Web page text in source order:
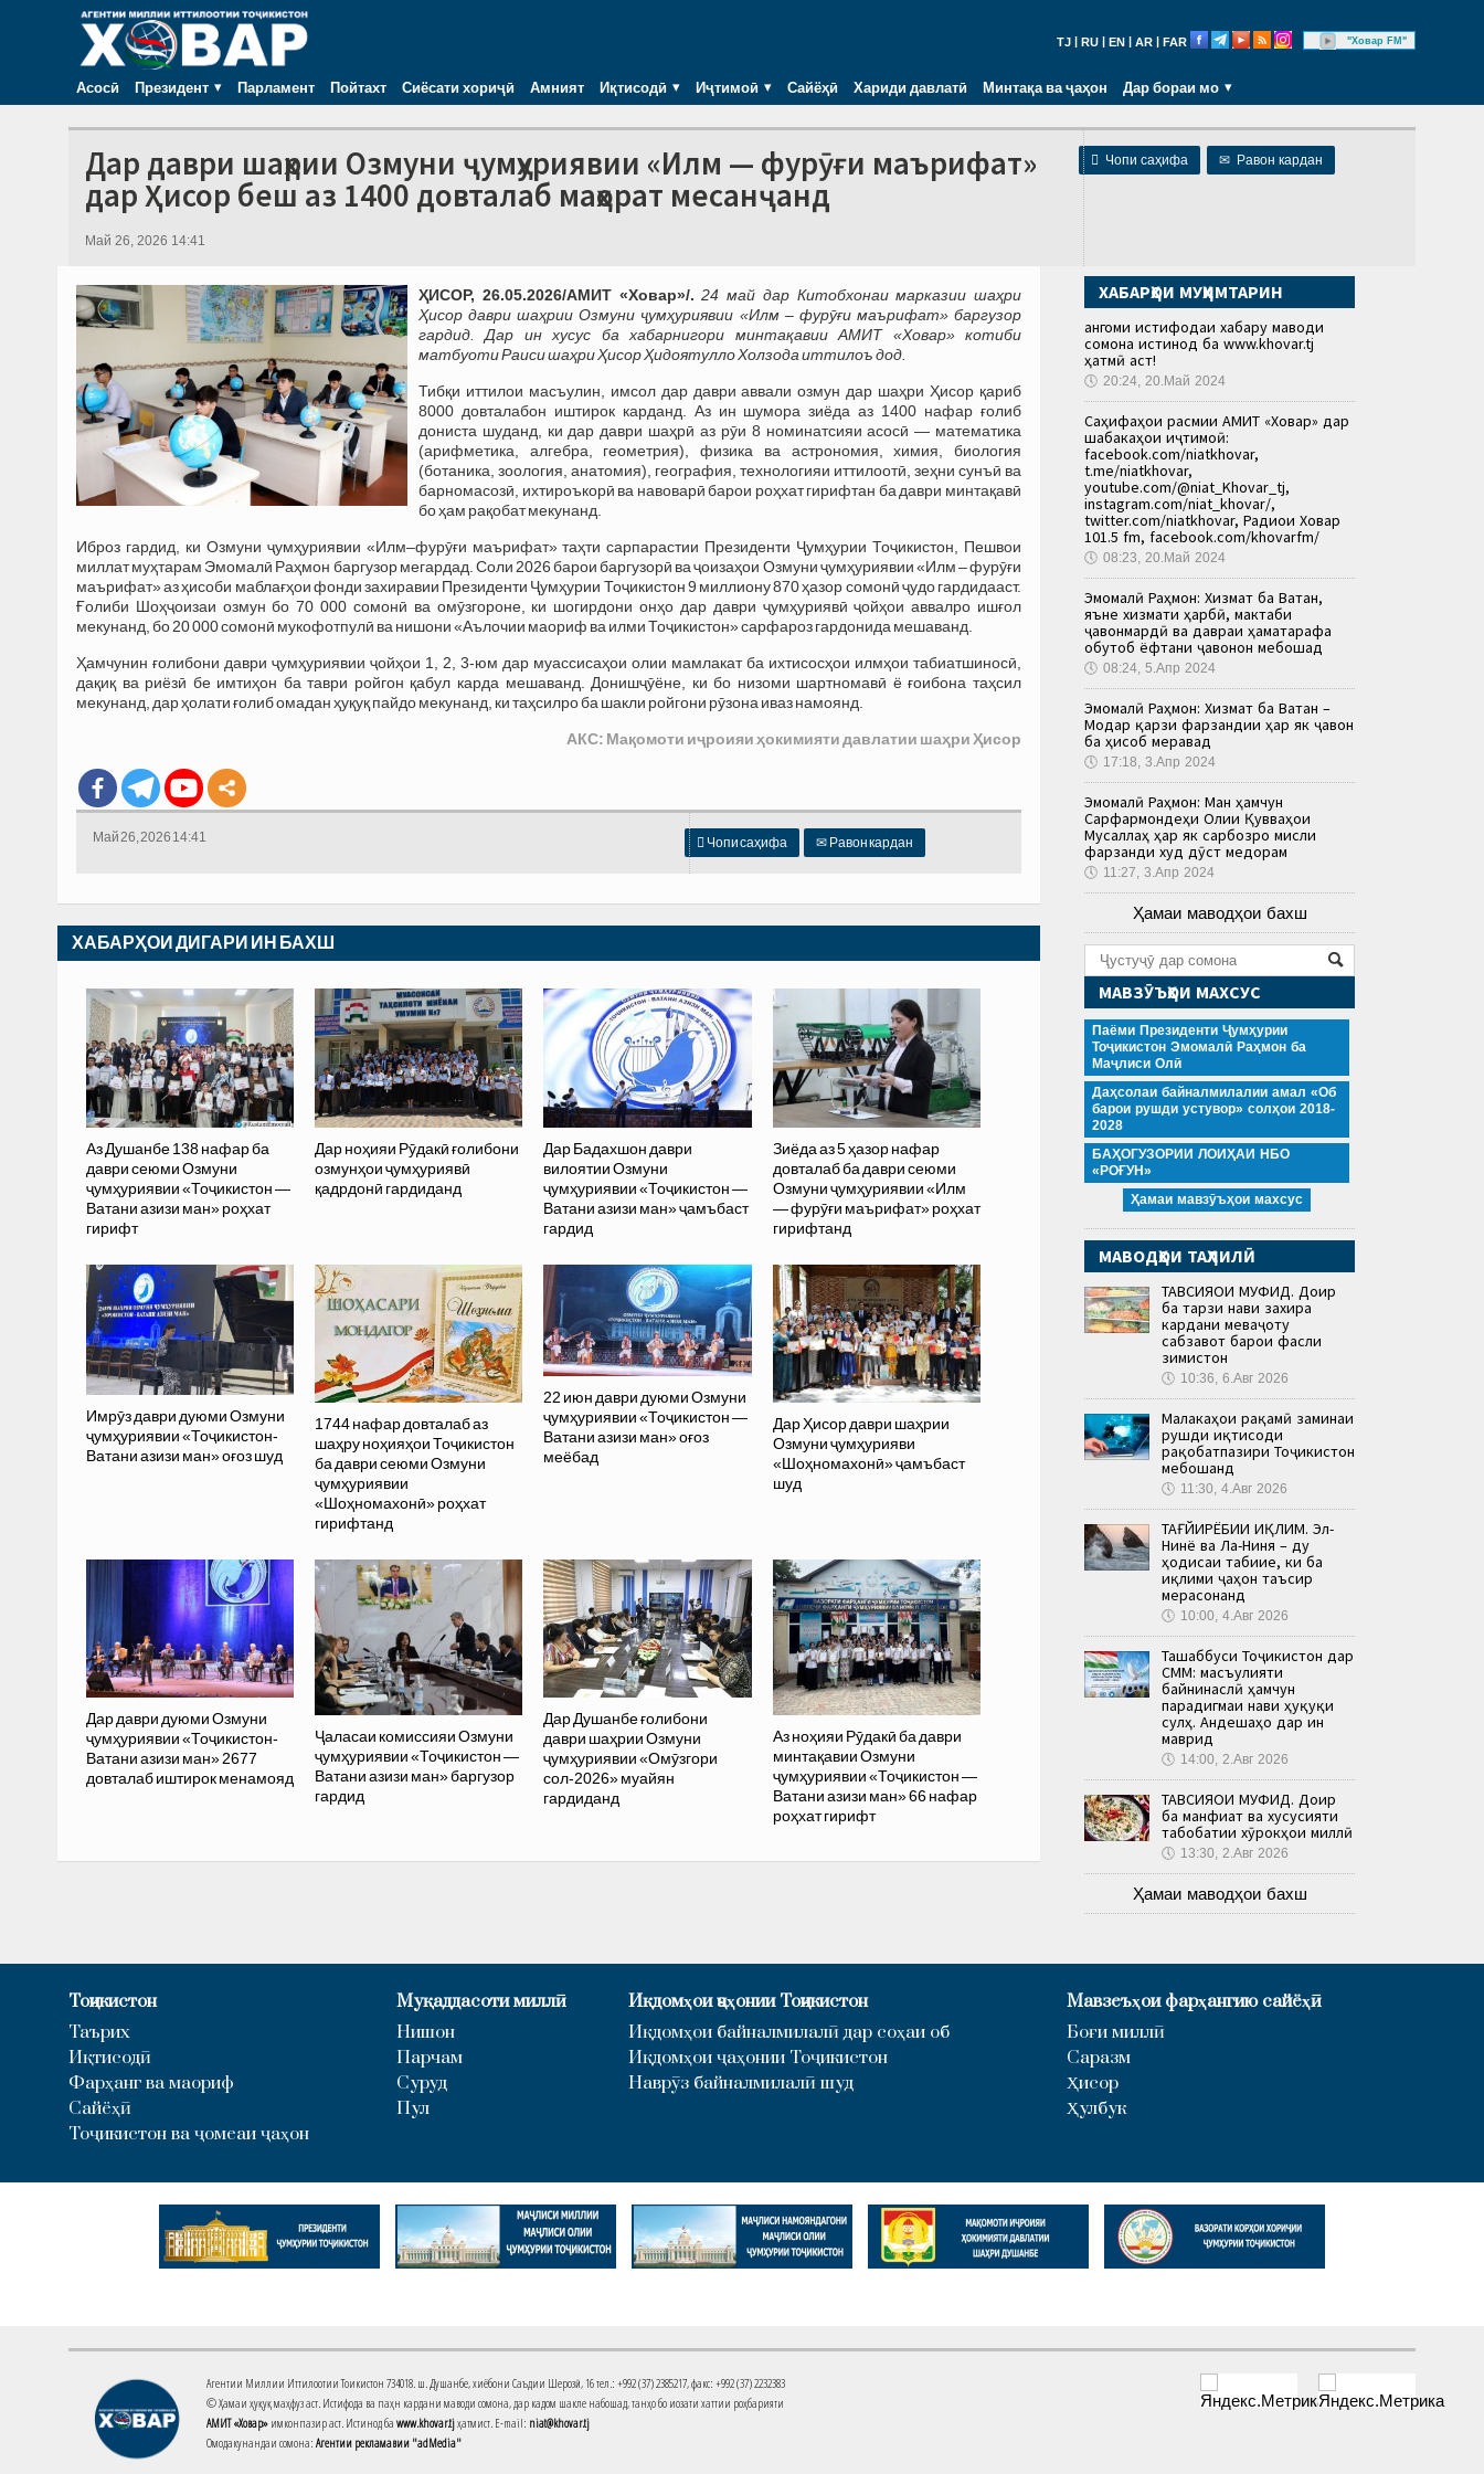
TJ RU EN AR FAR "Ховар FM"
Асосӣ Президент Парламент Пойтахт Сиёсати хориҷӣ Амният Иқтисодӣ Иҷтимоӣ Сайёҳӣ Хариди давлатӣ Минтақа ва ҷаҳон Дар бораи мо
 Чопи саҳифа ✉ Равон кардан
Дар даври шаҳрии Озмуни ҷумҳуриявии «Илм — фурӯғи маърифат»
дар Ҳисор беш аз 1400 довталаб маҳорат месанҷанд
Май 26, 2026 14:41
ҲИСОР, 26.05.2026/АМИТ «Ховар»/. 24 май дар Китобхонаи марказии шаҳри
Ҳисор даври шаҳрии Озмуни ҷумҳуриявии «Илм – фурӯғи маърифат» баргузор
гардид. Дар ин хусус ба хабарнигори минтақавии АМИТ «Ховар» котиби
матбуоти Раиси шаҳри Ҳисор Ҳидоятулло Холзода иттилоъ дод.
Тибқи иттилои масъулин, имсол дар даври аввали озмун дар шаҳри Ҳисор қариб
8000 довталабон иштирок карданд. Аз ин шумора зиёда аз 1400 нафар ғолиб
дониста шуданд, ки дар даври шаҳрӣ аз рӯи 8 номинатсияи асосӣ — математика
(арифметика, алгебра, геометрия), физика ва астрономия, химия, биология
(ботаника, зоология, анатомия), география, технологияи иттилоотӣ, зеҳни сунъӣ ва
барномасозӣ, ихтироъкорӣ ва навоварӣ барои роҳхат гирифтан ба даври минтақавӣ
бо ҳам рақобат мекунанд.
Иброз гардид, ки Озмуни ҷумҳуриявии «Илм–фурӯғи маърифат» таҳти сарпарастии Президенти Ҷумҳурии Тоҷикистон, Пешвои
миллат муҳтарам Эмомалӣ Раҳмон баргузор мегардад. Соли 2026 барои баргузорӣ ва ҷоизаҳои Озмуни ҷумҳуриявии «Илм – фурӯғи
маърифат» аз ҳисоби маблағҳои фонди захиравии Президенти Ҷумҳурии Тоҷикистон 9 миллиону 870 ҳазор сомонӣ ҷудо гардидааст.
Ғолиби Шоҳҷоизаи озмун бо 70 000 сомонӣ ва омӯзгороне, ки шогирдони онҳо дар даври ҷумҳуриявӣ ҷойҳои аввалро ишғол
мекунанд, бо 20 000 сомонӣ мукофотпулӣ ва нишони «Аълочии маориф ва илми Тоҷикистон» сарфароз гардонида мешаванд.
Ҳамчунин ғолибони даври ҷумҳуриявии ҷойҳои 1, 2, 3-юм дар муассисаҳои олии мамлакат ба ихтисосҳои илмҳои табиатшиносӣ,
дақиқ ва риёзӣ бе имтиҳон ба таври ройгон қабул карда мешаванд. Донишҷӯёне, ки бо низоми шартномавӣ ё ғоибона таҳсил
мекунанд, дар ҳолати ғолиб омадан ҳуқуқ пайдо мекунанд, ки таҳсилро ба шакли ройгони рӯзона иваз намоянд.
АКС: Мақомоти иҷроияи ҳокимияти давлатии шаҳри Ҳисор
 Чопи саҳифа ✉ Равон кардан
Май 26, 2026 14:41
ХАБАРҲОИ ДИГАРИ ИН БАХШ
Аз Душанбе 138 нафар ба
даври сеюми Озмуни
ҷумҳуриявии «Тоҷикистон —
Ватани азизи ман» роҳхат
гирифт
Дар ноҳияи Рӯдакӣ ғолибони
озмунҳои ҷумҳуриявӣ
қадрдонӣ гардиданд
Дар Бадахшон даври
вилоятии Озмуни
ҷумҳуриявии «Тоҷикистон —
Ватани азизи ман» ҷамъбаст
гардид
Зиёда аз 5 ҳазор нафар
довталаб ба даври сеюми
Озмуни ҷумҳуриявии «Илм
— фурӯғи маърифат» роҳхат
гирифтанд
Имрӯз даври дуюми Озмуни
ҷумҳуриявии «Тоҷикистон-
Ватани азизи ман» оғоз шуд
1744 нафар довталаб аз
шаҳру ноҳияҳои Тоҷикистон
ба даври сеюми Озмуни
ҷумҳуриявии
«Шоҳномахонӣ» роҳхат
гирифтанд
22 июн даври дуюми Озмуни
ҷумҳуриявии «Тоҷикистон —
Ватани азизи ман» оғоз
меёбад
Дар Ҳисор даври шаҳрии
Озмуни ҷумҳурияви
«Шоҳномахонӣ» ҷамъбаст
шуд
Дар даври дуюми Озмуни
ҷумҳуриявии «Тоҷикистон-
Ватани азизи ман» 2677
довталаб иштирок менамояд
Ҷаласаи комиссияи Озмуни
ҷумҳуриявии «Тоҷикистон —
Ватани азизи ман» баргузор
гардид
Дар Душанбе ғолибони
даври шаҳрии Озмуни
ҷумҳуриявии «Омӯзгори
сол-2026» муайян
гардиданд
Аз ноҳияи Рӯдакӣ ба даври
минтақавии Озмуни
ҷумҳуриявии «Тоҷикистон —
Ватани азизи ман» 66 нафар
роҳхат гирифт
ХАБАРҲОИ МУҲИМТАРИН
Ҳангоми истифодаи хабару маводи
сомона истинод ба www.khovar.tj
ҳатмӣ аст!
🕔 20:24, 20.Май 2024
Саҳифаҳои расмии АМИТ «Ховар» дар
шабакаҳои иҷтимоӣ:
facebook.com/niatkhovar,
t.me/niatkhovar,
youtube.com/@niat_Khovar_tj,
instagram.com/niat_khovar/,
twitter.com/niatkhovar, Радиои Ховар
101.5 fm, facebook.com/khovarfm/
🕔 08:23, 20.Май 2024
Эмомалӣ Раҳмон: Хизмат ба Ватан,
яъне хизмати ҳарбӣ, мактаби
ҷавонмардӣ ва давраи ҳаматарафа
обутоб ёфтани ҷавонон мебошад
🕔 08:24, 5.Апр 2024
Эмомалӣ Раҳмон: Хизмат ба Ватан –
Модар қарзи фарзандии ҳар як ҷавон
ба ҳисоб меравад
🕔 17:18, 3.Апр 2024
Эмомалӣ Раҳмон: Ман ҳамчун
Сарфармондеҳи Олии Қувваҳои
Мусаллаҳ ҳар як сарбозро мисли
фарзанди худ дӯст медорам
🕔 11:27, 3.Апр 2024
Ҳамаи маводҳои бахш
МАВЗӮЪҲОИ МАХСУС
Паёми Президенти Ҷумҳурии
Тоҷикистон Эмомалӣ Раҳмон ба
Маҷлиси Олӣ
Даҳсолаи байналмилалии амал «Об
барои рушди устувор» солҳои 2018-
2028
БАҲОГУЗОРИИ ЛОИҲАИ НБО
«РОҒУН»
Ҳамаи мавзӯъҳои махсус
МАВОДҲОИ ТАҲЛИЛӢ
ТАВСИЯҲОИ МУФИД. Доир
ба тарзи нави захира
кардани меваҷоту
сабзавот барои фасли
зимистон
🕔 10:36, 6.Авг 2026
Малакаҳои рақамӣ заминаи
рушди иқтисоди
рақобатпазири Тоҷикистон
мебошанд
🕔 11:30, 4.Авг 2026
ТАҒЙИРЁБИИ ИҚЛИМ. Эл-
Нинё ва Ла-Ниня – ду
ҳодисаи табиие, ки ба
иқлими ҷаҳон таъсир
мерасонанд
🕔 10:00, 4.Авг 2026
Ташаббуси Тоҷикистон дар
СММ: масъулияти
байнинаслӣ ҳамчун
парадигмаи нави ҳуқуқи
сулҳ. Андешаҳо дар ин
маврид
🕔 14:00, 2.Авг 2026
ТАВСИЯҲОИ МУФИД. Доир
ба манфиат ва хусусияти
табобатии хӯрокҳои миллӣ
🕔 13:30, 2.Авг 2026
Ҳамаи маводҳои бахш
Тоҷикистон
Таърих
Иқтисодӣ
Фарҳанг ва маориф
Сайёҳӣ
Тоҷикистон ва ҷомеаи ҷаҳон
Муқаддасоти миллӣ
Нишон
Парчам
Суруд
Пул
Иқдомҳои ҷаҳонии Тоҷикистон
Иқдомҳои байналмилалӣ дар соҳаи об
Иқдомҳои ҷаҳонии Тоҷикистон
Наврӯз байналмилалӣ шуд
Мавзеъҳои фарҳангию сайёҳӣ
Боғи миллӣ
Саразм
Ҳисор
Ҳулбук
Агентии Миллии Иттилоотии Тоҷикистон 734018. ш. Душанбе, хиёбони Саъдии Шерозӣ, 16 тел.: +992 (37) 2385217, факс: +992 (37) 2232383
© Ҳамаи ҳуқуқ маҳфуз аст. Истифода ва паҳн кардани маводи сомона, дар кадом шакле набошад, танҳо бо иҷозати хаттии роҳбарияти
АМИТ «Ховар» имконпазир аст. Истинод ба www.khovar.tjҳатмист. E-mail: niat@khovar.tj
Омодакунандаи сомона: Агентии рекламавии "adMedia"